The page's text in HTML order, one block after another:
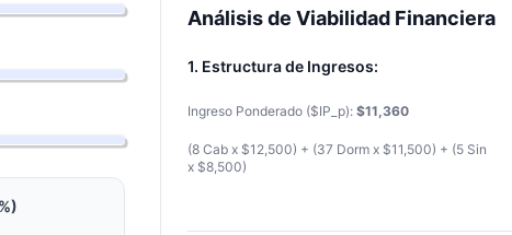
Análisis de Viabilidad Financiera
1. Estructura de Ingresos:
Ingreso Ponderado ($IP_p): $11,360
(8 Cab x $12,500) + (37 Dorm x $11,500) + (5 Sin
x $8,500)